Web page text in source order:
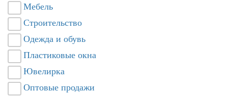
Мебель
Строительство
Одежда и обувь
Пластиковые окна
Ювелирка
Оптовые продажи